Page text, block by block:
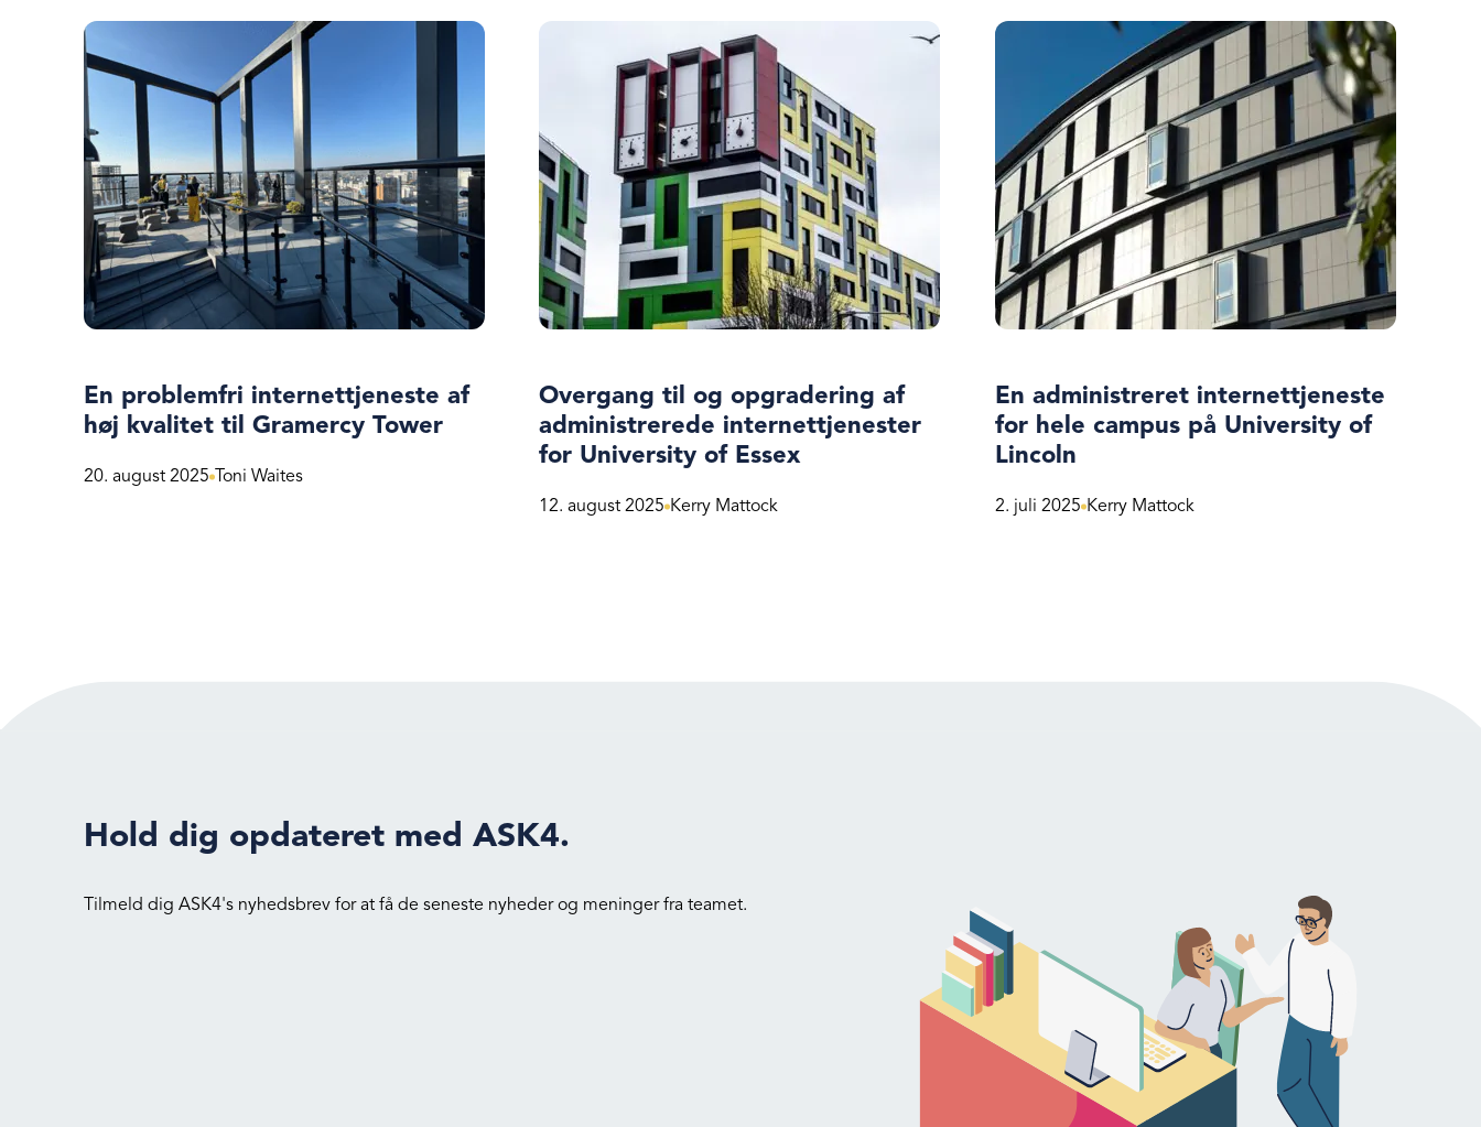
En problemfri internettjeneste af
høj kvalitet til Gramercy Tower
20. august 2025 Toni Waites
Overgang til og opgradering af
administrerede internettjenester
for University of Essex
12. august 2025 Kerry Mattock
En administreret internettjeneste
for hele campus på University of
Lincoln
2. juli 2025 Kerry Mattock
Hold dig opdateret med ASK4.
Tilmeld dig ASK4's nyhedsbrev for at få de seneste nyheder og meninger fra teamet.